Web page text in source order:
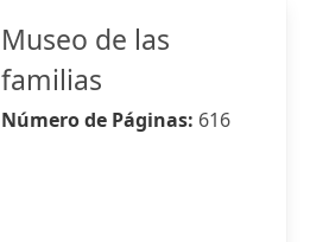
Museo de las
familias
Número de Páginas: 616